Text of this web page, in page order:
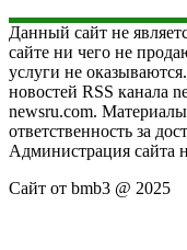
Данный сайт не
сайте ни чего не
услуги не
новостей RSS канала
newsru.com.
ответственность за
Администрация сайта
Сайт от bmb3 @ 2025